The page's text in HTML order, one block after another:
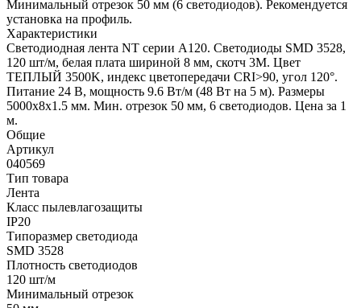
Минимальный отрезок 50 мм (6 светодиодов). Рекомендуется
установка на профиль.
Характеристики
Светодиодная лента NT серии A120. Светодиоды SMD 3528,
120 шт/м, белая плата шириной 8 мм, скотч 3M. Цвет
ТЕПЛЫЙ 3500K, индекс цветопередачи CRI>90, угол 120°.
Питание 24 В, мощность 9.6 Вт/м (48 Вт на 5 м). Размеры
5000x8x1.5 мм. Мин. отрезок 50 мм, 6 светодиодов. Цена за 1
м.
Общие
Артикул
040569
Тип товара
Лента
Класс пылевлагозащиты
IP20
Типоразмер светодиода
SMD 3528
Плотность светодиодов
120 шт/м
Минимальный отрезок